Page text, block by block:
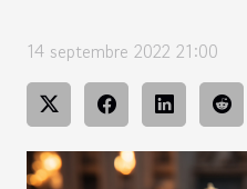
14 septembre 2022 21:00